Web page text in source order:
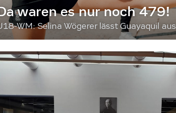
waren es nur noch 479!
WM: Selina Wögerer lässt Guayaquil aus